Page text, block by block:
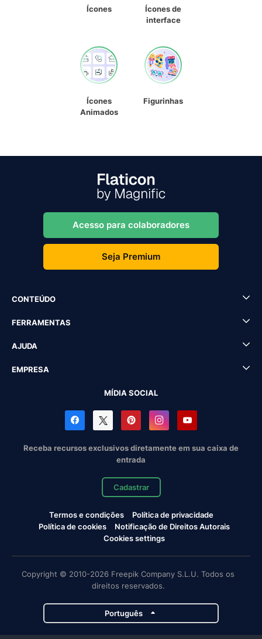
Ícones
Ícones de
interface
Ícones
Animados
Figurinhas
Acesso para colaboradores
Seja Premium
CONTEÚDO
FERRAMENTAS
AJUDA
EMPRESA
MÍDIA SOCIAL
Receba recursos exclusivos diretamente em sua caixa de
entrada
Cadastrar
Termos e condições
Política de privacidade
Política de cookies
Notificação de Direitos Autorais
Cookies settings
Copyright © 2010-2026 Freepik Company S.L.U. Todos os
direitos reservados.
Português